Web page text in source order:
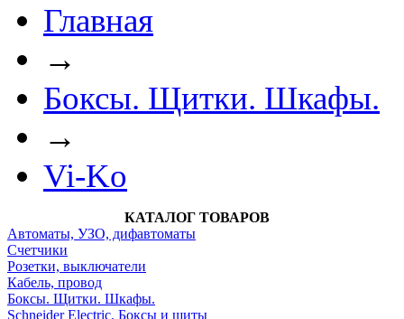
Главная
→
Боксы. Щитки. Шкафы.
→
Vi-Ko
КАТАЛОГ ТОВАРОВ
Автоматы, УЗО, дифавтоматы
Счетчики
Розетки, выключатели
Кабель, провод
Боксы. Щитки. Шкафы.
Schneider Electric. Боксы и щиты